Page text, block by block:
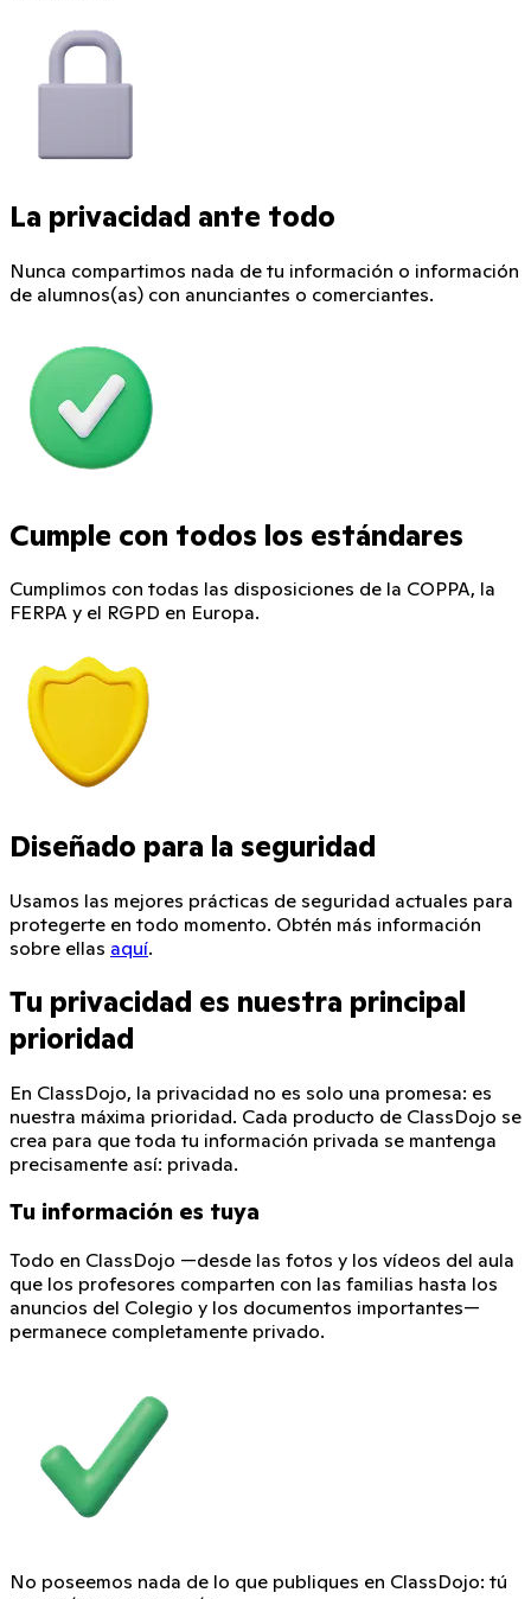
La privacidad ante todo
Nunca compartimos nada de tu información o información
de alumnos(as) con anunciantes o comerciantes.
Cumple con todos los estándares
Cumplimos con todas las disposiciones de la COPPA, la
FERPA y el RGPD en Europa.
Diseñado para la seguridad
Usamos las mejores prácticas de seguridad actuales para
protegerte en todo momento. Obtén más información
sobre ellas aquí.
Tu privacidad es nuestra principal
prioridad
En ClassDojo, la privacidad no es solo una promesa: es
nuestra máxima prioridad. Cada producto de ClassDojo se
crea para que toda tu información privada se mantenga
precisamente así: privada.
Tu información es tuya
Todo en ClassDojo —desde las fotos y los vídeos del aula
que los profesores comparten con las familias hasta los
anuncios del Colegio y los documentos importantes—
permanece completamente privado.
No poseemos nada de lo que publiques en ClassDojo: tú